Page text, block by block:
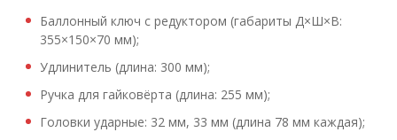
Баллонный ключ с редуктором (габариты Д×Ш×В:
355×150×70 мм);
Удлинитель (длина: 300 мм);
Ручка для гайковёрта (длина: 255 мм);
Головки ударные: 32 мм, 33 мм (длина 78 мм каждая);